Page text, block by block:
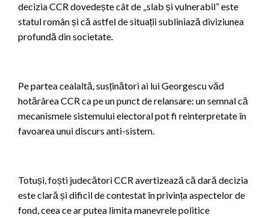
decizia CCR dovedește cât de „slab și vulnerabil” este
statul român și că astfel de situații subliniază diviziunea
profundă din societate.
Pe partea cealaltă, susținători ai lui Georgescu văd
hotărârea CCR ca pe un punct de relansare: un semnal că
mecanismele sistemului electoral pot fi reinterpretate în
favoarea unui discurs anti-sistem.
Totuși, foști judecători CCR avertizează că dară decizia
este clară și dificil de contestat în privința aspectelor de
fond, ceea ce ar putea limita manevrele politice